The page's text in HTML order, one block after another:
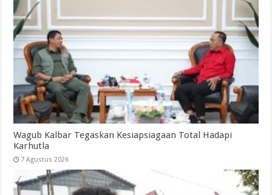
Wagub Kalbar Tegaskan Kesiapsiagaan Total Hadapi
Karhutla
7 Agustus 2026